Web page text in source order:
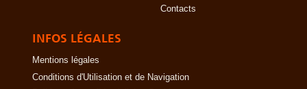
Contacts
INFOS LÉGALES
Mentions légales
Conditions d'Utilisation et de Navigation